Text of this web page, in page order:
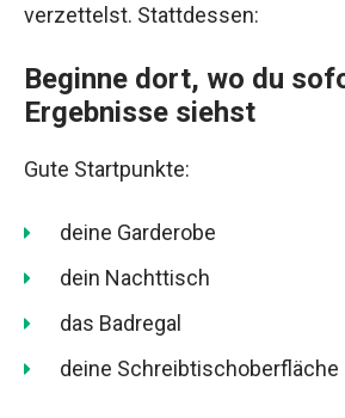
verzettelst. Stattdessen:
Beginne dort, wo du
Ergebnisse siehst
Gute Startpunkte:
deine Garderobe
dein Nachttisch
das Badregal
deine Schreibtischoberfläche